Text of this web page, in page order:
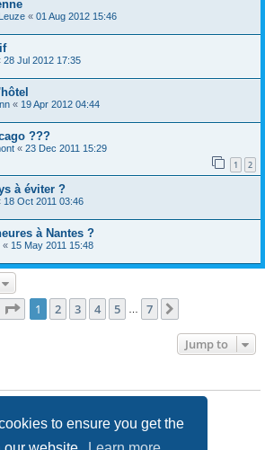
to ensure you get the
« 01 Aug 2012 15:46
28 Jul 2012 17:35
« 19 Apr 2012 04:44
???
« 23 Dec 2011 15:29
1 2
à éviter ?
18 Oct 2011 03:46
à Nantes ?
« 15 May 2011 15:48
Page 1of 7
1 2 3 4 5 7
Jump to
forum
forum